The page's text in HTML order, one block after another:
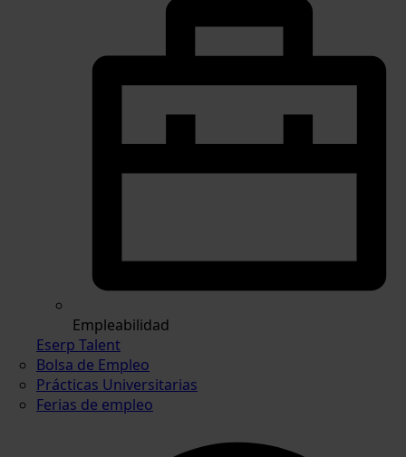
Empleabilidad
Eserp Talent
Bolsa de Empleo
Prácticas Universitarias
Ferias de empleo